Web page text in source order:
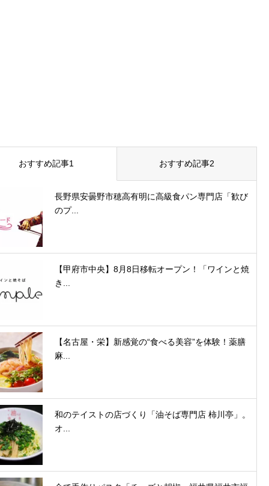
おすすめ記事1 おすすめ記事2
長野県安曇野市穂高有明に高級食パン専門店「歓び
のプ...
【甲府市中央】8月8日移転オープン！「ワインと焼
き...
【名古屋・栄】新感覚の“食べる美容”を体験！薬膳
麻...
和のテイストの店づくり「油そば専門店 柿川亭」。
オ...